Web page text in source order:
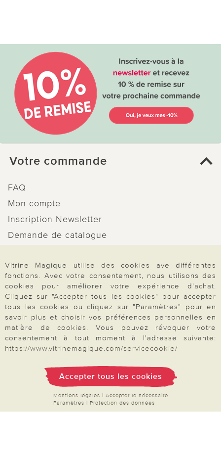
Votre commande
FAQ
Mon compte
Inscription Newsletter
Demande de catalogue
Droit de rétractation
Rétractation
Paiement & Livraison
À propos de nous
Besoin d'aide?
Vitrine Magique utilise des cookies ave différentes
fonctions. Avec votre consentement, nous utilisons des
cookies pour améliorer votre expérience d'achat.
Cliquez sur "Accepter tous les cookies" pour accepter
tous les cookies ou cliquez sur "Paramètres" pour en
savoir plus et choisir vos préférences personnelles en
matière de cookies. Vous pouvez révoquer votre
consentement à tout moment à l'adresse suivante:
https://www.vitrinemagique.com/servicecookie/
Accepter tous les cookies
Mentions légales | Accepter le nécessaire
Paramètres | Protection des données